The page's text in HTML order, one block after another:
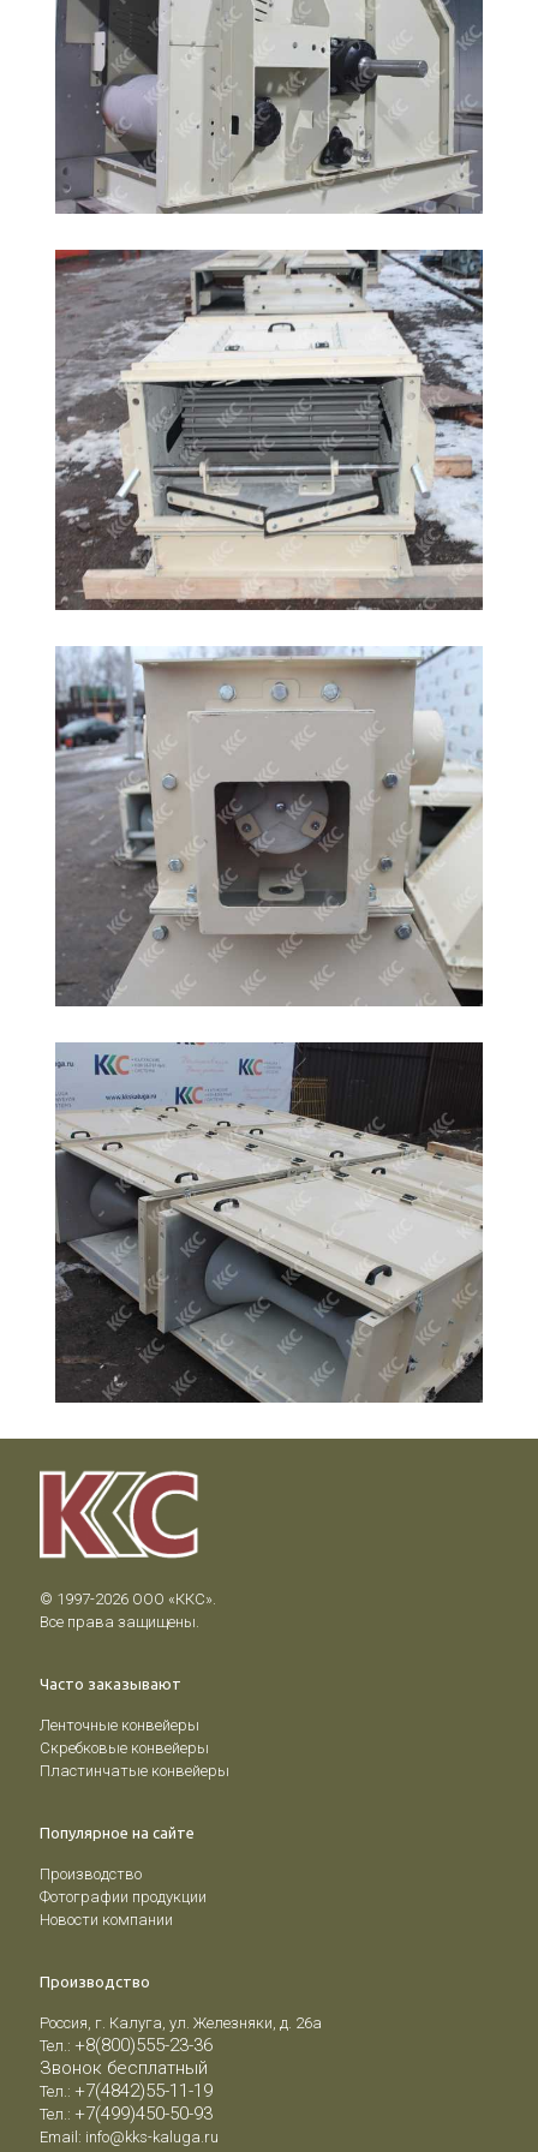
© 1997-2026 ООО «ККС».
Все права защищены.
Часто заказывают
Ленточные конвейеры
Скребковые конвейеры
Пластинчатые конвейеры
Популярное на сайте
Производство
Фотографии продукции
Новости компании
Производство
Россия, г. Калуга, ул. Железняки, д. 26а
Тел.: +8(800)555-23-36
Звонок бесплатный
Тел.: +7(4842)55-11-19
Тел.: +7(499)450-50-93
Email: info@kks-kaluga.ru